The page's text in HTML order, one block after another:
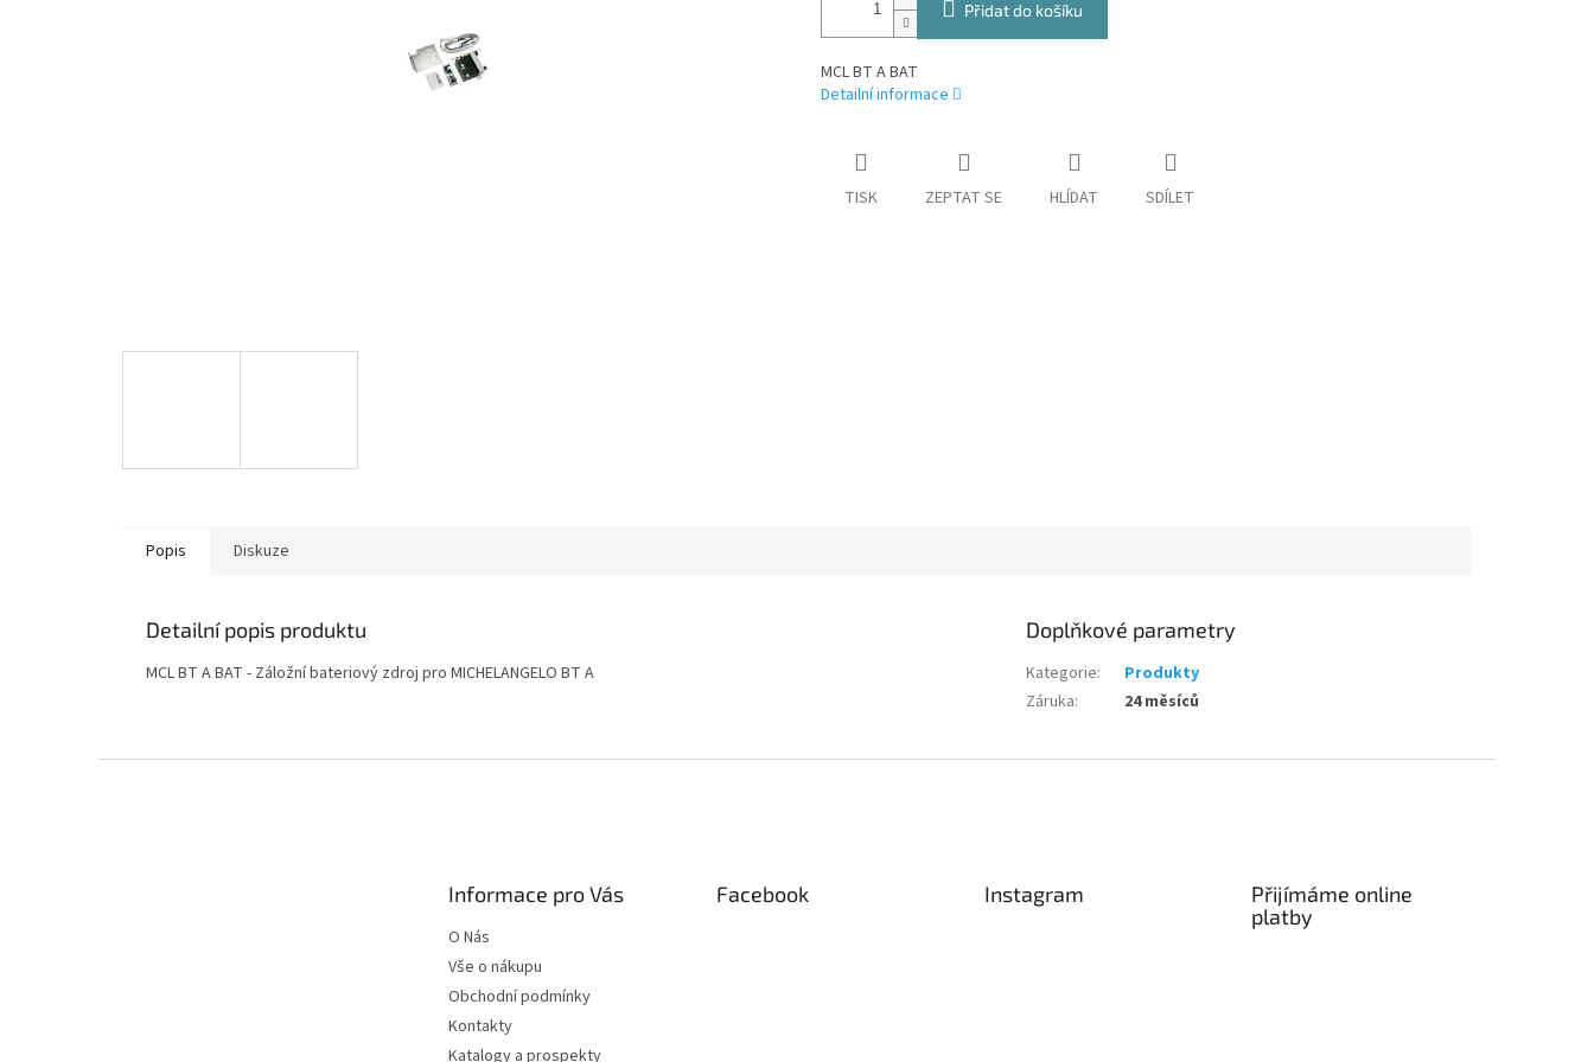
Přidat do košíku
MCL BT A BAT
Detailní informace
TISK ZEPTAT SE HLÍDAT SDÍLET
Popis Diskuze
Detailní popis produktu
MCL BT A BAT - Záložní bateriový zdroj pro MICHELANGELO BT A
Doplňkové parametry
Kategorie:
Produkty
Záruka: 24 měsíců
Informace pro Vás
O Nás
Vše o nákupu
Obchodní podmínky
Kontakty
Katalogy a prospekty
Facebook Instagram
Přijímáme online
platby